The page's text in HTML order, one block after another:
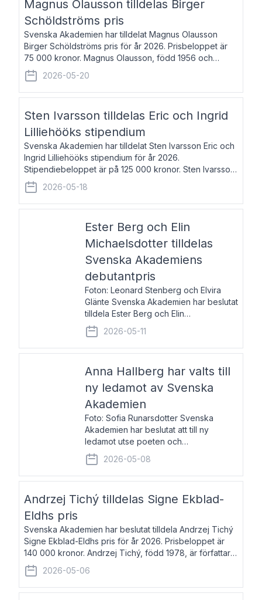
Magnus Olausson tilldelas Birger
Schöldströms pris
Svenska Akademien har tilldelat Magnus Olausson
Birger Schöldströms pris för år 2026. Prisbeloppet är
75 000 kronor. Magnus Olausson, född 1956 och
bosatt i Stockholm, är konstvetare, museiman och
hovman. Han disputerade 1993 vid Uppsala un
2026-05-20
Sten Ivarsson tilldelas Eric och Ingrid
Lilliehööks stipendium
Svenska Akademien har tilldelat Sten Ivarsson Eric och
Ingrid Lilliehööks stipendium för år 2026.
Stipendiebeloppet är på 125 000 kronor. Sten Ivarsson,
född 1979, är mediateksamordnare vid
Söderslättsgymnasiet i Trelleborg. Här har han på
2026-05-18
Ester Berg och Elin
Michaelsdotter tilldelas
Svenska Akademiens
debutantpris
Foton: Leonard Stenberg och Elvira
Glänte Svenska Akademien har beslutat
tilldela Ester Berg och Elin
Michaelsdotter Svenska Akademiens
debutantpris för år 2026. Priset är
nyinstiftat och syftar till att lyfta fram
2026-05-11
Anna Hallberg har valts till
ny ledamot av Svenska
Akademien
Foto: Sofia Runarsdotter Svenska
Akademien har beslutat att till ny
ledamot utse poeten och
litteraturkritikern Anna Hallberg. Hon
efterträder poeten Tua Forsström på
stol 18 och kommer att ta sitt inträde vid
2026-05-08
Andrzej Tichý tilldelas Signe Ekblad-
Eldhs pris
Svenska Akademien har beslutat tilldela Andrzej Tichý
Signe Ekblad-Eldhs pris för år 2026. Prisbeloppet är
140 000 kronor. Andrzej Tichý, född 1978, är författare
och kulturskribent. Han debuterade 2005 med den
lovordade romanen Sex liter l
2026-05-06